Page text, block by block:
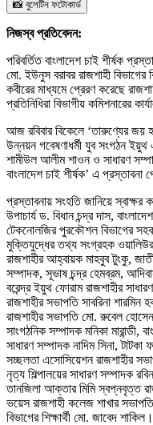
📸 বুলেটিন ফটোকার্ড
নিজস্ব প্রতিবেদন:
পরিবর্তিত বাংলাদেশ চাই শীর্ষক
মো. ইউনুস বরাবর রাজশাহী বিভাগের
কবীরের মাধ্যমে প্রেরণ করেছে
প্রতিনিধিরা বিভাগীয় কমিশনারের
আজ রবিবার বিকেলে ‘তারুণ্যের জয়
উন্নয়ন গবেষণাধর্মী যুব সংগঠন
শামীউল আলীম শাওন ও সাধারণ
বাংলাদেশ চাই শীর্ষক’ এ প্রস্তাবনা
প্রস্তাবনায় সংহতি জানিয়ে স্বাক্ষর
উপাচার্য ড. বিধান চন্দ্র দাস,
টেকনোলজির পুরকৌশল বিভাগের
মুক্তিযুদ্ধের তথ্য সংগ্রহক
রাজশাহীর আহ্বায়ক মাহবুব টুংকু,
সম্পাদক, সূভাষ চন্দ্র হেমব্রম,
বরেন্দ্র ইয়ুথ ফোরাম রাজশাহীর
রাজশাহীর সভাপতি সাবরিনা
রাজশাহীর সভাপতি মো. রুবেল হোসেন
সাংগঠনিক সম্পাদক মনিকা মারান্ডী,
সাধারণ সম্পাদক নাদিম সিনা,
সচ্ছলতা এসোসিয়েশন রাজশাহীর
নৃত্য শিল্পালয়ের সাধারণ সম্পাদক
তানজিলা আক্তার মিমি স্বপ্নবৃত্ত
ভয়েস রাজশাহী কলেজ শাখার
বিভাগের শিক্ষার্থী মো. জাবেদ শাকিল।